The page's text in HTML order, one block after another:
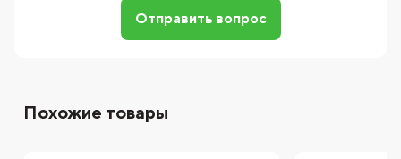
Отправить вопрос
Похожие товары